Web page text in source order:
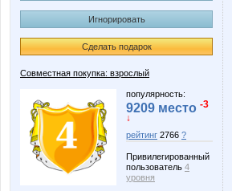
Игнорировать
Сделать подарок
Совместная покупка: взрослый
популярность:
9209 место -3
↓
рейтинг 2766 ?
Привилегированный
пользователь 4
уровня